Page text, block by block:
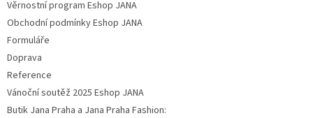
Věrnostní program Eshop JANA
Obchodní podmínky Eshop JANA
Formuláře
Doprava
Reference
Vánoční soutěž 2025 Eshop JANA
Butik Jana Praha a Jana Praha Fashion: